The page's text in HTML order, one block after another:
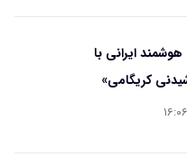
ایرانی با
کریگامی»